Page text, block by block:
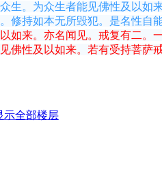
生。为众生者能见佛性及以如
修持如本无所毁犯。是名性
如来。亦名闻见。戒复有二。
佛性及以如来。若有受持菩萨
示全部楼层